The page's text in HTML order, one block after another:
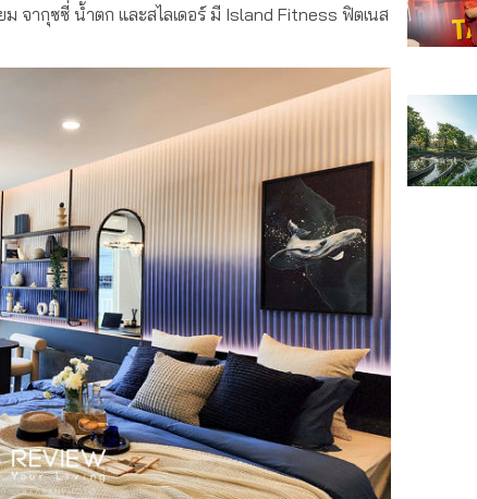
จากุซซี่ น้ำตก และสไลเดอร์ มี Island Fitness ฟิตเนส